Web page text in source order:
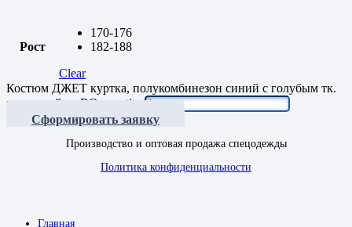
Рост
170-176
182-188
Clear
Костюм ДЖЕТ куртка, полукомбинезон синий с голубым тк.
мех. стрейч с ВО quantity
Сформировать заявку
Производство и оптовая продажа спецодежды
Политика конфиденциальности
Главная